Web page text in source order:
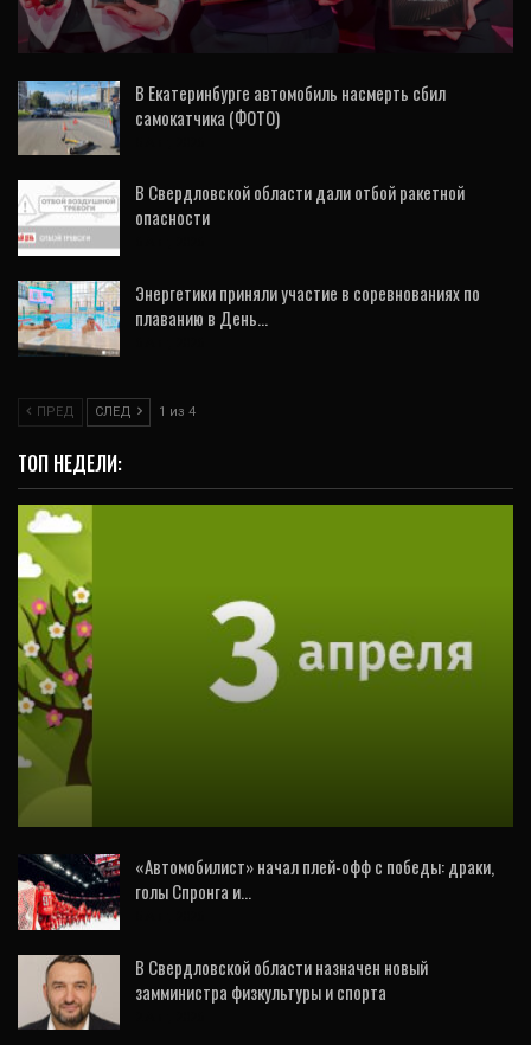
Арене»
В Екатеринбурге автомобиль насмерть сбил
самокатчика (ФОТО)
В Свердловской области дали отбой ракетной
опасности
Энергетики приняли участие в соревнованиях по
плаванию в День…
ПРЕД СЛЕД 1 из 4
ТОП НЕДЕЛИ:
«Автомобилист» начал плей-офф с победы: драки,
голы Спронга и…
В Свердловской области назначен новый
замминистра физкультуры и спорта